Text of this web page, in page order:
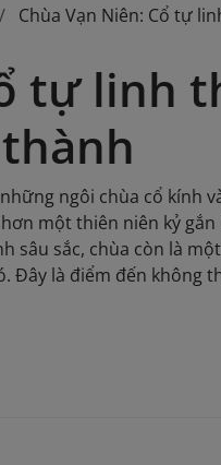
Chùa Vạn Niên: Cổ tự
tự linh
ngôi chùa cổ kính
một thiên niên kỷ
sâu sắc, chùa còn là
Đây là điểm đến không